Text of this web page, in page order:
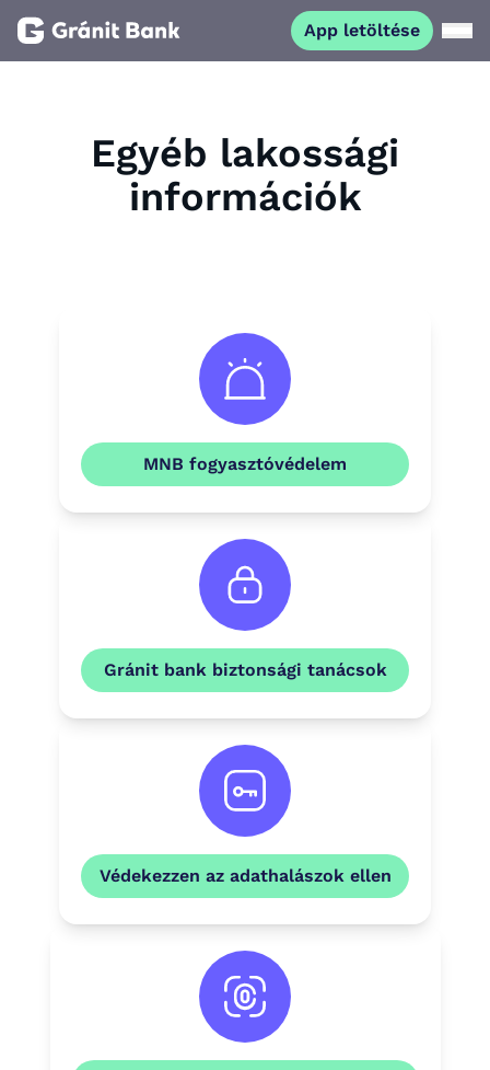
App letöltése
Vállalkozásoknak
Egyéb lakossági
információk
MNB fogyasztóvédelem
Gránit bank biztonsági tanácsok
Védekezzen az adathalászok ellen